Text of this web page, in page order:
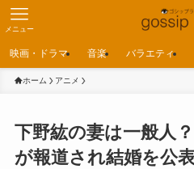
メニュー
映画・ドラマ 音楽 バラエティ
ホーム アニメ
下野紘の妻は一般人
が報道され結婚を公